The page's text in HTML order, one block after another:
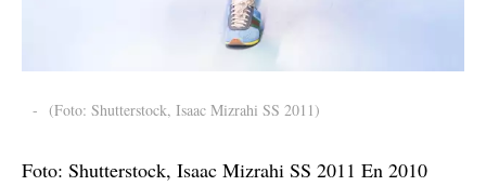
- (Foto: Shutterstock, Isaac Mizrahi SS 2011)
Foto: Shutterstock, Isaac Mizrahi SS 2011 En 2010